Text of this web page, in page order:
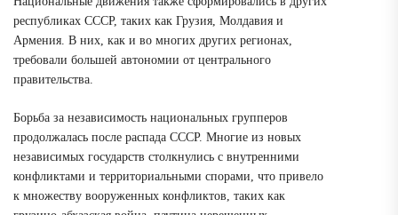
республиках СССР, таких как Грузия, Молдавия и
Армения. В них, как и во многих других регионах,
требовали большей автономии от центрального
правительства.
Борьба за независимость национальных групперов
продолжалась после распада СССР. Многие из новых
независимых государств столкнулись с внутренними
конфликтами и территориальными спорами, что привело
к множеству вооруженных конфликтов, таких как